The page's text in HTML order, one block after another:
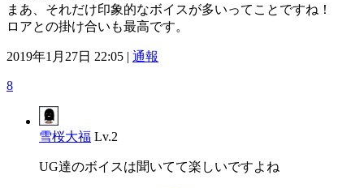
まあ、それだけ印象的なボイスが多いってことですね！
ロアとの掛け合いも最高です。
2019年1月27日 22:05 | 通報
8
雪桜大福 Lv.2
UG達のボイスは聞いてて楽しいですよね